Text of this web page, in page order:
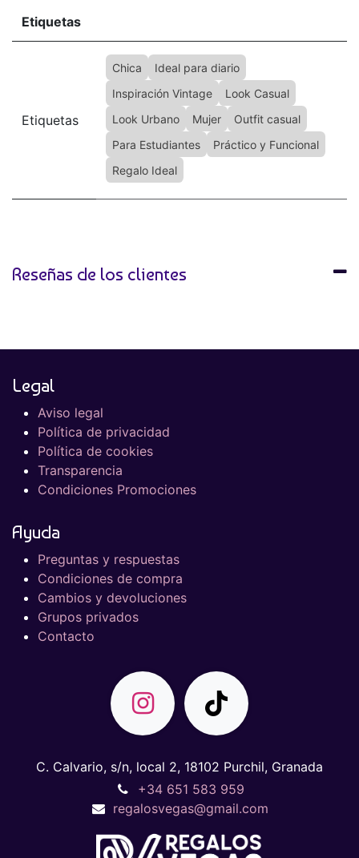
Etiquetas
Etiquetas
Chica
Ideal para diario
Inspiración Vintage
Look Casual
Look Urbano
Mujer
Outfit casual
Para Estudiantes
Práctico y Funcional
Regalo Ideal
Reseñas de los clientes
Legal
Aviso legal
Política de privacidad
Política de cookies
Transparencia
Condiciones Promociones
Ayuda
Preguntas y respuestas
Condiciones de compra
Cambios y devoluciones
Grupos privados
Contacto
C. Calvario, s/n, local 2, 18102 Purchil, Granada
+34 651 583 959
regalosvegas@gmail.com